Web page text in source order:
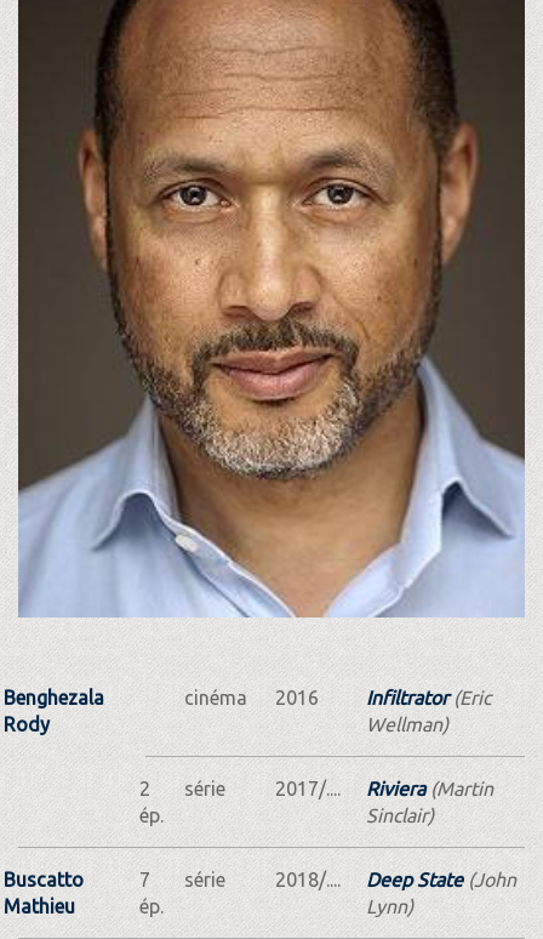
Benghezala
Rody
cinéma 2016 Infiltrator(Eric
Wellman)
2
ép.
série 2017/.... Riviera(Martin
Sinclair)
Buscatto
Mathieu
7
ép.
série 2018/.... Deep State(John
Lynn)